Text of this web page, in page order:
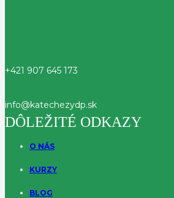
+421 907 645 173
info@katechezydp.sk
DÔLEŽITÉ ODKAZY
O NÁS
KURZY
BLOG